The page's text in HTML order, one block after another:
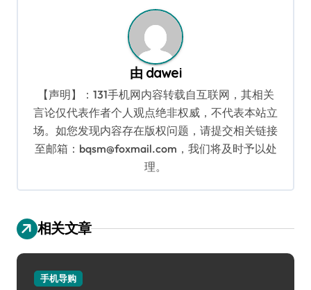
由 dawei
【声明】：131手机网内容转载自互联网，其相关
言论仅代表作者个人观点绝非权威，不代表本站立
场。如您发现内容存在版权问题，请提交相关链接
至邮箱：bqsm@foxmail.com，我们将及时予以处
理。
相关文章
手机导购